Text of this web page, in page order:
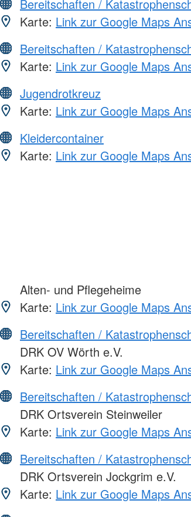
Bereitschaften /
Karte: Link zur Google Maps
Bereitschaften /
Karte: Link zur Google Maps
Jugendrotkreuz
Karte: Link zur Google Maps
Kleidercontainer
Karte: Link zur Google Maps
Alten- und Pflegeheime
Karte: Link zur Google Maps
Bereitschaften /
DRK OV Wörth e.V.
Karte: Link zur Google Maps
Bereitschaften /
DRK Ortsverein Steinweiler
Karte: Link zur Google Maps
Bereitschaften /
DRK Ortsverein Jockgrim e.V.
Karte: Link zur Google Maps